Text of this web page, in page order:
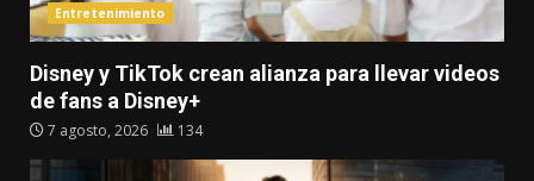
Entretenimiento
Disney y TikTok crean alianza para llevar videos
de fans a Disney+
7 agosto, 2026 134